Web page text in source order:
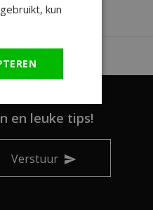
en leuke tips!
Verstuur
kun